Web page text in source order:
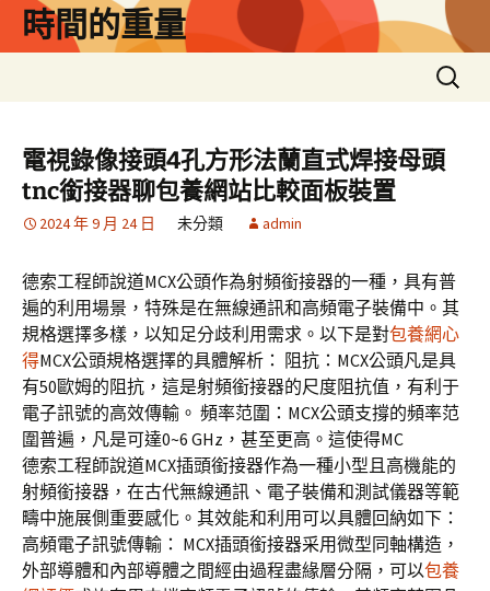
時間的重量
搜
尋
鍵
字:
電視錄像接頭4孔方形法蘭直式焊接母頭
tnc銜接器聊包養網站比較面板裝置
2024 年 9 月 24 日 未分類 admin
德索工程師說道MCX公頭作為射頻銜接器的一種，具有普
遍的利用場景，特殊是在無線通訊和高頻電子裝備中。其
規格選擇多樣，以知足分歧利用需求。以下是對包養網心
得MCX公頭規格選擇的具體解析： 阻抗：MCX公頭凡是具
有50歐姆的阻抗，這是射頻銜接器的尺度阻抗值，有利于
電子訊號的高效傳輸。 頻率范圍：MCX公頭支撐的頻率范
圍普遍，凡是可達0~6 GHz，甚至更高。這使得MC
德索工程師說道MCX插頭銜接器作為一種小型且高機能的
射頻銜接器，在古代無線通訊、電子裝備和測試儀器等範
疇中施展側重要感化。其效能和利用可以具體回納如下：
高頻電子訊號傳輸： MCX插頭銜接器采用微型同軸構造，
外部導體和內部導體之間經由過程盡緣層分隔，可以包養